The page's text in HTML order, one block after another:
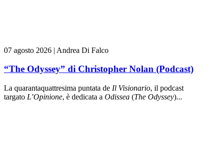
07 agosto 2026 | Andrea Di Falco
“The Odyssey” di Christopher Nolan (Podcast)
La quarantaquattresima puntata de Il Visionario, il podcast
targato L’Opinione, è dedicata a Odissea (The Odyssey)...